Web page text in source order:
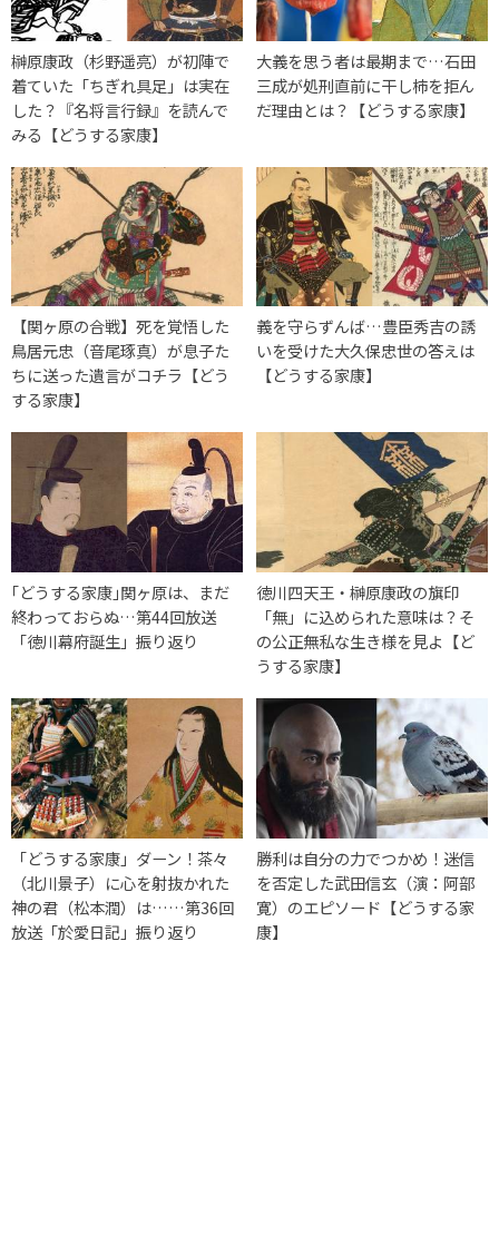
榊原康政（杉野遥亮）が初陣で
着ていた「ちぎれ具足」は実在
した？『名将言行録』を読んで
みる【どうする家康】
大義を思う者は最期まで…石田
三成が処刑直前に干し柿を拒ん
だ理由とは？【どうする家康】
【関ヶ原の合戦】死を覚悟した
鳥居元忠（音尾琢真）が息子た
ちに送った遺言がコチラ【どう
する家康】
義を守らずんば…豊臣秀吉の誘
いを受けた大久保忠世の答えは
【どうする家康】
｢どうする家康｣関ヶ原は、まだ
終わっておらぬ…第44回放送
「徳川幕府誕生」振り返り
徳川四天王・榊原康政の旗印
「無」に込められた意味は？そ
の公正無私な生き様を見よ【ど
うする家康】
「どうする家康」ダーン！茶々
（北川景子）に心を射抜かれた
神の君（松本潤）は……第36回
放送「於愛日記」振り返り
勝利は自分の力でつかめ！迷信
を否定した武田信玄（演：阿部
寛）のエピソード【どうする家
康】